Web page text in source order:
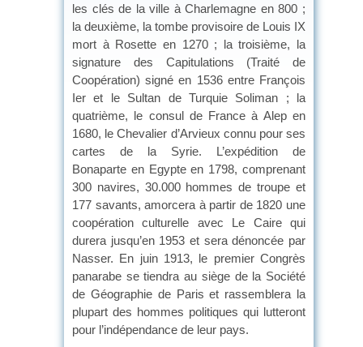
les clés de la ville à Charlemagne en 800 ;
la deuxième, la tombe provisoire de Louis IX
mort à Rosette en 1270 ; la troisième, la
signature des Capitulations (Traité de
Coopération) signé en 1536 entre François
Ier et le Sultan de Turquie Soliman ; la
quatrième, le consul de France à Alep en
1680, le Chevalier d’Arvieux connu pour ses
cartes de la Syrie. L’expédition de
Bonaparte en Egypte en 1798, comprenant
300 navires, 30.000 hommes de troupe et
177 savants, amorcera à partir de 1820 une
coopération culturelle avec Le Caire qui
durera jusqu’en 1953 et sera dénoncée par
Nasser. En juin 1913, le premier Congrès
panarabe se tiendra au siège de la Société
de Géographie de Paris et rassemblera la
plupart des hommes politiques qui lutteront
pour l’indépendance de leur pays.